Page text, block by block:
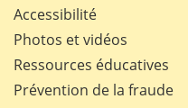
Accessibilité
Photos et vidéos
Ressources éducatives
Prévention de la fraude